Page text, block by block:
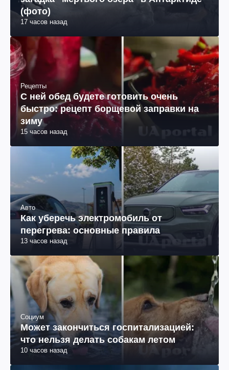
(фото)
17 часов назад
Рецепты
С ней обед будете готовить очень
быстро: рецепт борщевой заправки на
зиму
15 часов назад
Авто
Как уберечь электромобиль от
перегрева: основные правила
13 часов назад
Социум
Может закончиться госпитализацией:
что нельзя делать собакам летом
10 часов назад